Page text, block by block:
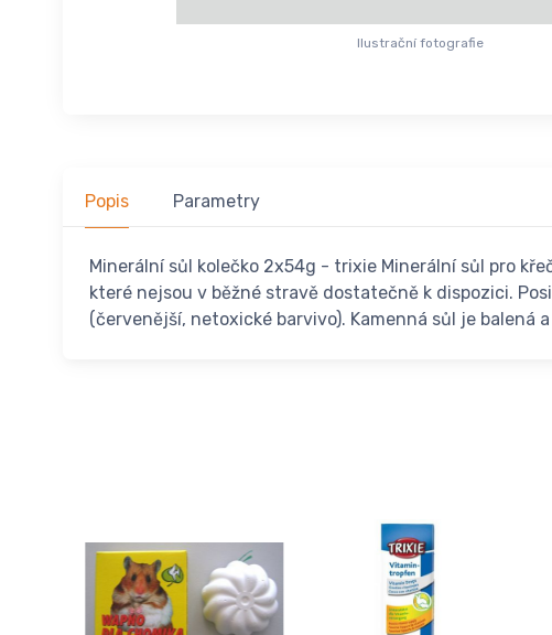
Ilustrační fotografie
Popis Parametry
Minerální sůl kolečko 2x54g - trixie Minerální sůl pro
které nejsou v běžné stravě dostatečně k dispozici.
(červenější, netoxické barvivo). Kamenná sůl je balená